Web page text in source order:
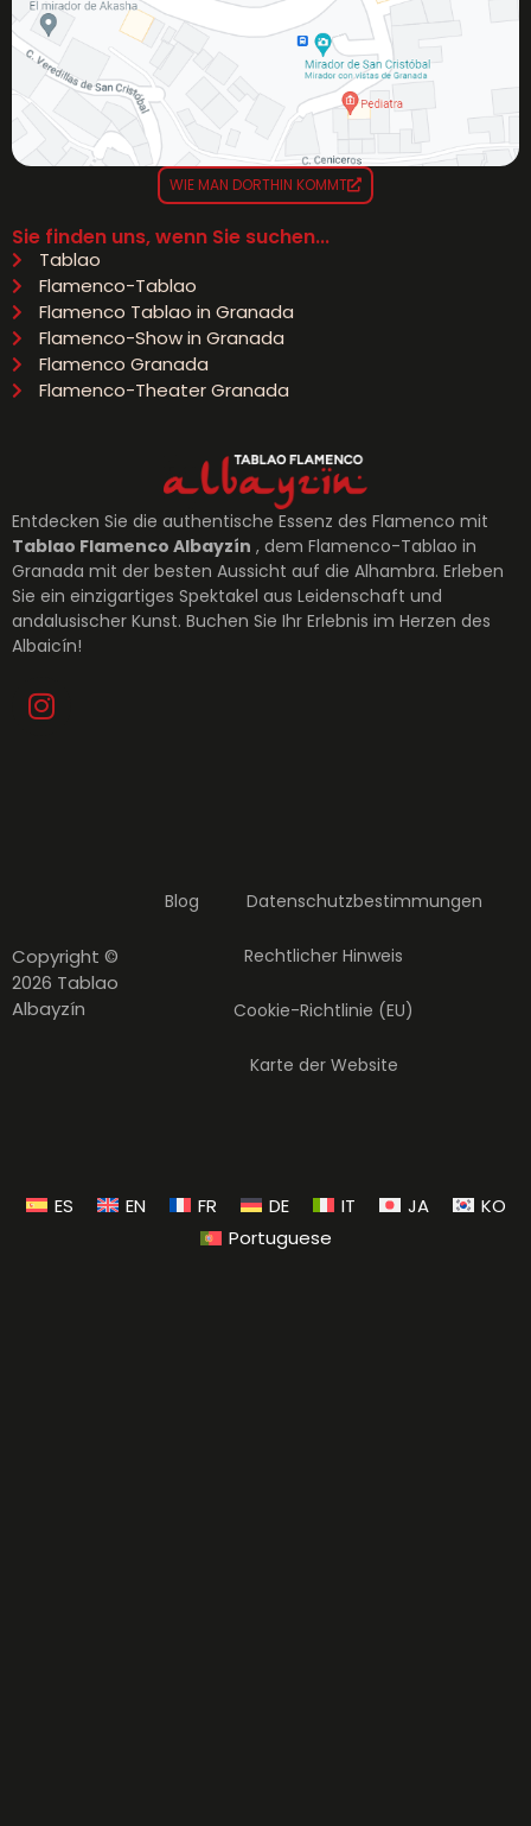
Entdecken Sie die authentische Essenz des Flamenco mit
Tablao Flamenco Albayzín , dem Flamenco-Tablao in
Granada mit der besten Aussicht auf die Alhambra. Erleben
Sie ein einzigartiges Spektakel aus Leidenschaft und
andalusischer Kunst. Buchen Sie Ihr Erlebnis im Herzen des
Albaicín!
Sie finden uns, wenn Sie suchen...
Tablao
Flamenco-Tablao
Flamenco Tablao in Granada
Flamenco-Show in Granada
Flamenco Granada
Flamenco-Theater Granada
WIE MAN DORTHIN KOMMT
Copyright ©
2026 Tablao
Albayzín
Blog Datenschutzbestimmungen
Rechtlicher Hinweis
Cookie-Richtlinie (EU)
Karte der Website
ES EN FR DE IT JA
KO
Portuguese